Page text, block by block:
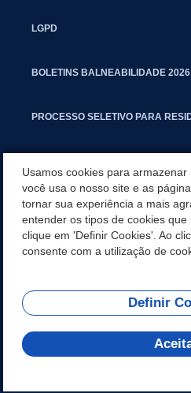
LGPD
BOLETINS BALNEABILIDADE 2026
PROCESSO SELETIVO PARA
MANUAL DE PROCEDIMENTOS
TURMINHA DO LAGO
REDES SOCIAIS
Usamos cookies para
você usa o nosso site e as
tornar sua experiência a mais
entender os tipos de cookies que
clique em 'Definir Cookies'. Ao
consente com a utilização de
Definir